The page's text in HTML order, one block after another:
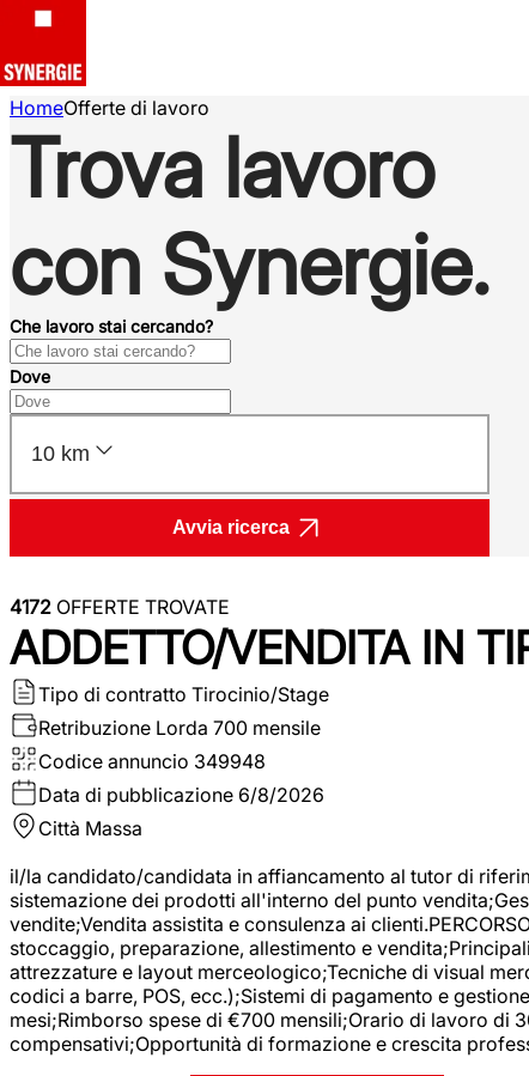
HomeOfferte di lavoro
Trova lavoro
con Synergie.
Che lavoro stai cercando?
Dove
10 km
Avvia ricerca
4172 OFFERTE TROVATE
ADDETTO/VENDITA IN
Tipo di contratto Tirocinio/Stage
Retribuzione Lorda 700 mensile
Codice annuncio 349948
Data di pubblicazione 6/8/2026
Città Massa
il/la candidato/candidata in affiancamento al tutor di
sistemazione dei prodotti all'interno del punto
vendite;Vendita assistita e consulenza ai
stoccaggio, preparazione, allestimento e
attrezzature e layout merceologico;Tecniche di visual
codici a barre, POS, ecc.);Sistemi di pagamento e
mesi;Rimborso spese di €700 mensili;Orario di lavoro di
compensativi;Opportunità di formazione e crescita